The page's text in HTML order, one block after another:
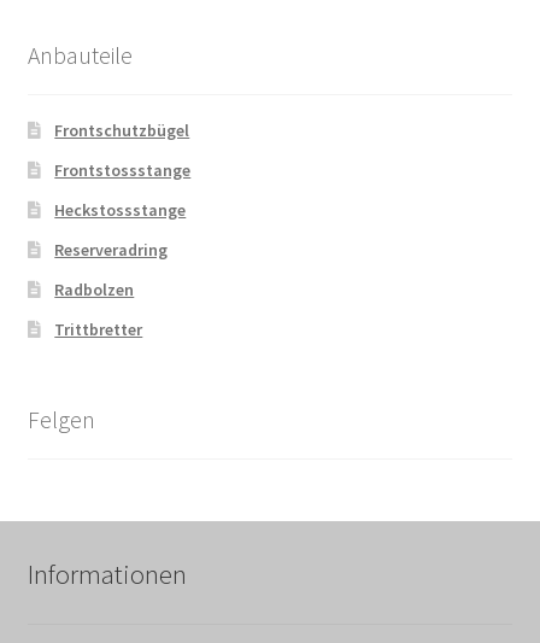
Anbauteile
Frontschutzbügel
Frontstossstange
Heckstossstange
Reserveradring
Radbolzen
Trittbretter
Felgen
Informationen